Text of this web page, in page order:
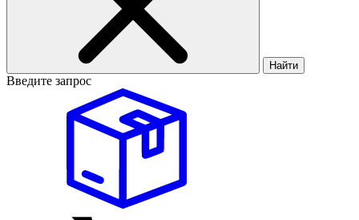
Найти
Введите запрос